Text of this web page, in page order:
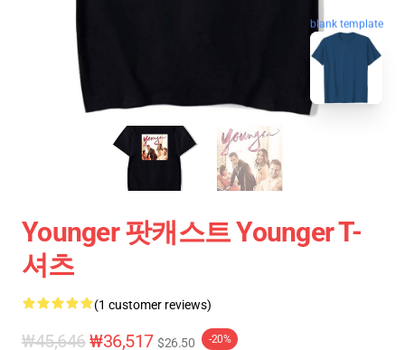
blank template
Younger 팟캐스트 Younger T-
셔츠
(1 customer reviews)
₩45,646₩36,517 $26.50 -20%